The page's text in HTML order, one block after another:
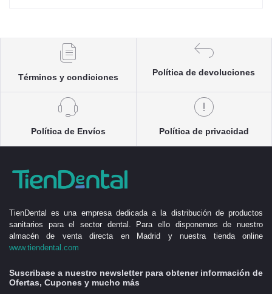
Términos y condiciones
Política de devoluciones
Política de Envíos Política de privacidad
TienDental es una empresa dedicada a la distribución de productos
sanitarios para el sector dental. Para ello disponemos de nuestro
almacén de venta directa en Madrid y nuestra tienda online
www.tiendental.com
Suscribase a nuestro newsletter para obtener información de
Ofertas, Cupones y mucho más